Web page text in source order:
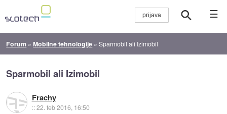
☰
Forum »Mobilne tehnologije »Sparmobil ali Izimobil
Sparmobil ali Izimobil
Frachy
::22. feb 2016, 16:50